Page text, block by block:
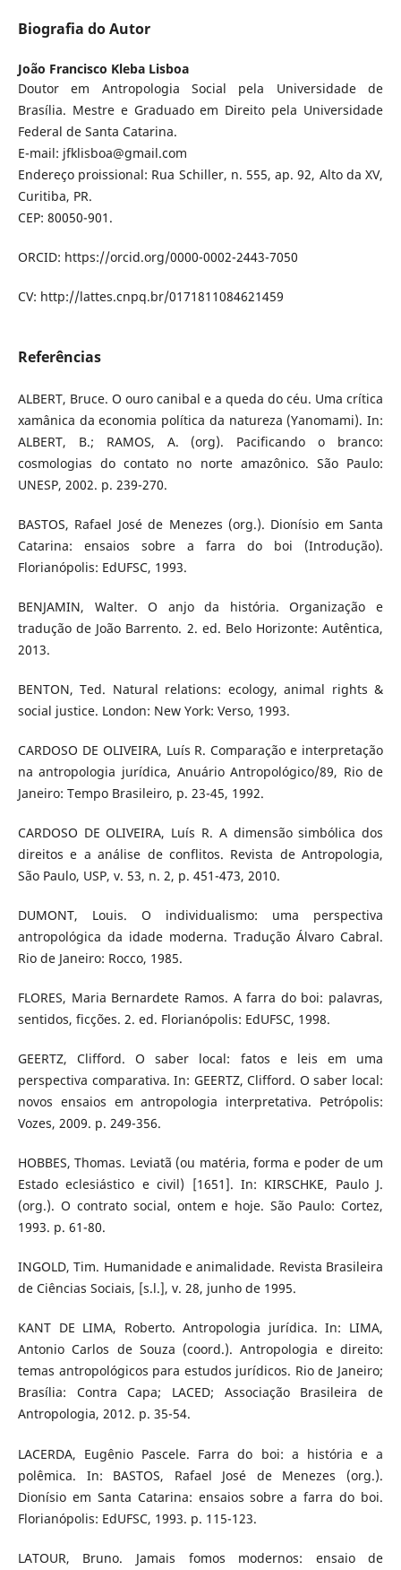
Biografia do Autor
João Francisco Kleba Lisboa
Doutor em Antropologia Social pela Universidade de
Brasília. Mestre e Graduado em Direito pela Universidade
Federal de Santa Catarina.
E-mail: jfklisboa@gmail.com
Endereço proissional: Rua Schiller, n. 555, ap. 92, Alto da XV,
Curitiba, PR.
CEP: 80050-901.
ORCID: https://orcid.org/0000-0002-2443-7050
CV: http://lattes.cnpq.br/0171811084621459
Referências
ALBERT, Bruce. O ouro canibal e a queda do céu. Uma crítica
xamânica da economia política da natureza (Yanomami). In:
ALBERT, B.; RAMOS, A. (org). Pacificando o branco:
cosmologias do contato no norte amazônico. São Paulo:
UNESP, 2002. p. 239-270.
BASTOS, Rafael José de Menezes (org.). Dionísio em Santa
Catarina: ensaios sobre a farra do boi (Introdução).
Florianópolis: EdUFSC, 1993.
BENJAMIN, Walter. O anjo da história. Organização e
tradução de João Barrento. 2. ed. Belo Horizonte: Autêntica,
2013.
BENTON, Ted. Natural relations: ecology, animal rights &
social justice. London: New York: Verso, 1993.
CARDOSO DE OLIVEIRA, Luís R. Comparação e interpretação
na antropologia jurídica, Anuário Antropológico/89, Rio de
Janeiro: Tempo Brasileiro, p. 23-45, 1992.
CARDOSO DE OLIVEIRA, Luís R. A dimensão simbólica dos
direitos e a análise de conflitos. Revista de Antropologia,
São Paulo, USP, v. 53, n. 2, p. 451-473, 2010.
DUMONT, Louis. O individualismo: uma perspectiva
antropológica da idade moderna. Tradução Álvaro Cabral.
Rio de Janeiro: Rocco, 1985.
FLORES, Maria Bernardete Ramos. A farra do boi: palavras,
sentidos, ficções. 2. ed. Florianópolis: EdUFSC, 1998.
GEERTZ, Clifford. O saber local: fatos e leis em uma
perspectiva comparativa. In: GEERTZ, Clifford. O saber local:
novos ensaios em antropologia interpretativa. Petrópolis:
Vozes, 2009. p. 249-356.
HOBBES, Thomas. Leviatã (ou matéria, forma e poder de um
Estado eclesiástico e civil) [1651]. In: KIRSCHKE, Paulo J.
(org.). O contrato social, ontem e hoje. São Paulo: Cortez,
1993. p. 61-80.
INGOLD, Tim. Humanidade e animalidade. Revista Brasileira
de Ciências Sociais, [s.l.], v. 28, junho de 1995.
KANT DE LIMA, Roberto. Antropologia jurídica. In: LIMA,
Antonio Carlos de Souza (coord.). Antropologia e direito:
temas antropológicos para estudos jurídicos. Rio de Janeiro;
Brasília: Contra Capa; LACED; Associação Brasileira de
Antropologia, 2012. p. 35-54.
LACERDA, Eugênio Pascele. Farra do boi: a história e a
polêmica. In: BASTOS, Rafael José de Menezes (org.).
Dionísio em Santa Catarina: ensaios sobre a farra do boi.
Florianópolis: EdUFSC, 1993. p. 115-123.
LATOUR, Bruno. Jamais fomos modernos: ensaio de